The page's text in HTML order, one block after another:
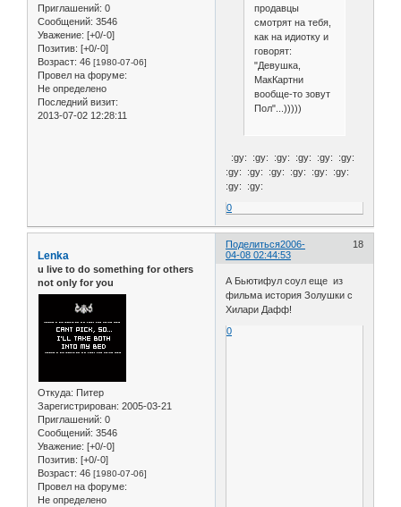
Приглашений: 0
Сообщений: 3546
Уважение: [+0/-0]
Позитив: [+0/-0]
Возраст: 46 [1980-07-06]
Провел на форуме:
Не определено
Последний визит:
2013-07-02 12:28:11
продавцы
смотрят на тебя,
как на идиотку и
говорят:
"Девушка,
МакКартни
вообще-то зовут
Пол"...)))))
:gy: :gy: :gy: :gy: :gy: :gy:
:gy: :gy: :gy: :gy: :gy: :gy:
:gy: :gy:
0
Поделиться 18
2006-
04-08 02:44:53
Lenka
u live to do something for others
not only for you
Откуда: Питер
Зарегистрирован: 2005-03-21
Приглашений: 0
Сообщений: 3546
Уважение: [+0/-0]
Позитив: [+0/-0]
Возраст: 46 [1980-07-06]
Провел на форуме:
Не определено
А Бьютифул соул еще из
фильма история Золушки с
Хилари Дафф!
0